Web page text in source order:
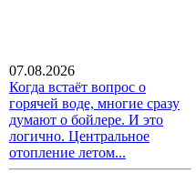
07.08.2026
Когда встаёт вопрос о
горячей воде, многие сразу
думают о бойлере. И это
логично. Центральное
отопление летом...